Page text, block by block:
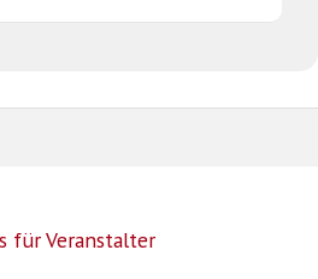
für Veranstalter